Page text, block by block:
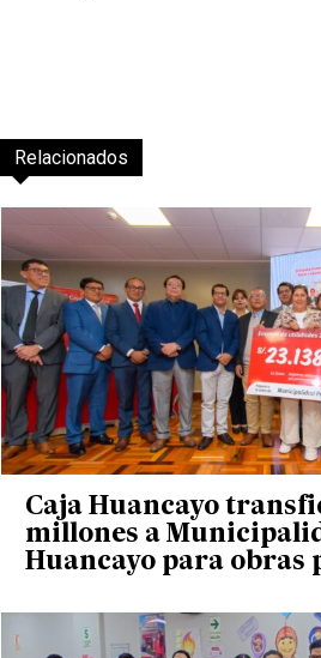
Relacionados
Caja Huancayo
millones a
Huancayo para obras